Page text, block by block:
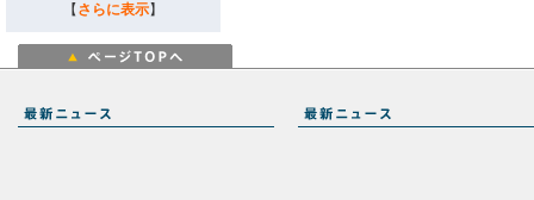
【 さらに表示】